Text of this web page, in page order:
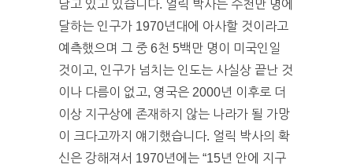
담고 있고 있습니다. 얼릭 박사는 수천만 명에
달하는 인구가 1970년대에 아사할 것이라고
예측했으며 그 중 6천 5백만 명이 미국인일
것이고, 인구가 넘치는 인도는 사실상 끝난 것
이나 다름이 없고, 영국은 2000년 이후로 더
이상 지구상에 존재하지 않는 나라가 될 가망
이 크다고까지 얘기했습니다. 얼릭 박사의 확
신은 강해져서 1970년에는 “15년 안에 지구